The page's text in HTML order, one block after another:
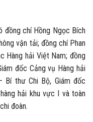
đồng chí Hồng Ngọc Bích
vận tải; đồng chí Phan
Hàng hải Việt Nam; đồng
đốc Cảng vụ Hàng hải
Bí thư Chi Bộ, Giám đốc
hải khu vực I và toàn
đoàn.